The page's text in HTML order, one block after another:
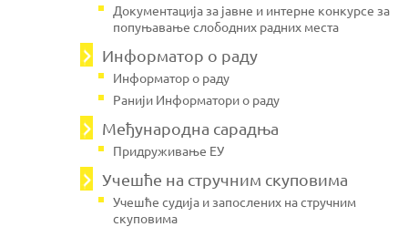
Документација за јавне и интерне конкурсе за
попуњавање слободних радних места
Информатор о раду
Информатор о раду
Ранији Информатори о раду
Међународна сарадња
Придруживање ЕУ
Учешће на стручним скуповима
Учешће судија и запослених на стручним
скуповима